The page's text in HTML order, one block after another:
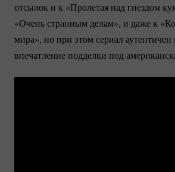
отсылок и к «Пролетая над гнездом
«Очень странным делам», и даже к
мира», но при этом сериал
впечатление подделки под